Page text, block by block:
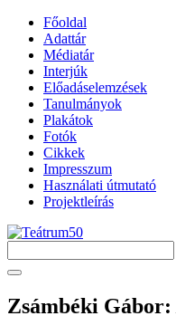
Főoldal
Adattár
Médiatár
Interjúk
Előadáselemzések
Tanulmányok
Plakátok
Fotók
Cikkek
Impresszum
Használati útmutató
Projektleírás
Zsámbéki Gábor: